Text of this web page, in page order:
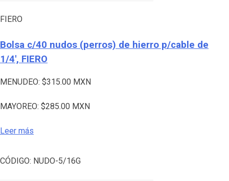
FIERO
Bolsa c/40 nudos (perros) de hierro p/cable de
1/4′, FIERO
MENUDEO: $315.00 MXN
MAYOREO: $285.00 MXN
Leer más
CÓDIGO: NUDO-5/16G